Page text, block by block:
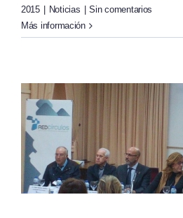
2015
Noticias
Sin comentarios
Más información